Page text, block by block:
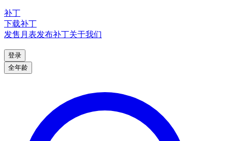
补丁
下载补丁
发售月表发布补丁关于我们
登录
全年龄